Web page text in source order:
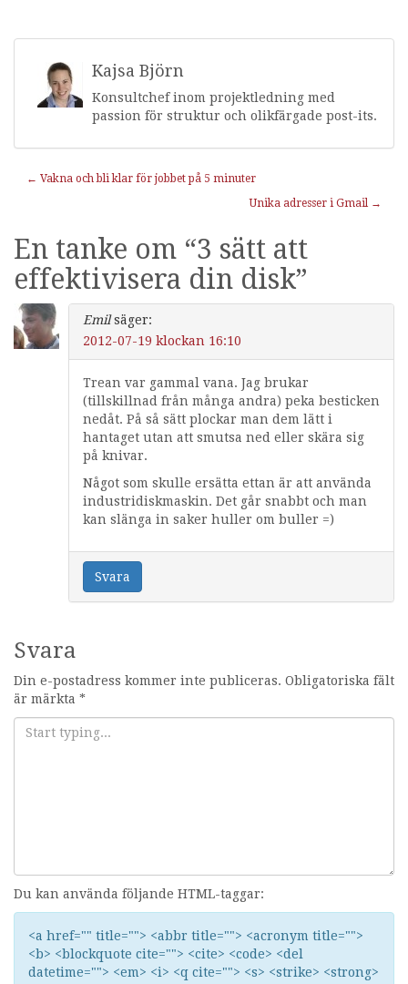
Kajsa Björn
Konsultchef inom projektledning med
passion för struktur och olikfärgade post-its.
Inläggnavigering
← Vakna och bli klar för jobbet på 5 minuter
Unika adresser i Gmail →
En tanke om “3 sätt att
effektivisera din disk”
Emil säger:
2012-07-19 klockan 16:10
Trean var gammal vana. Jag brukar
(tillskillnad från många andra) peka besticken
nedåt. På så sätt plockar man dem lätt i
hantaget utan att smutsa ned eller skära sig
på knivar.
Något som skulle ersätta ettan är att använda
industridiskmaskin. Det går snabbt och man
kan slänga in saker huller om buller =)
Svara
Svara
Din e-postadress kommer inte publiceras. Obligatoriska fält
är märkta *
Du kan använda följande HTML-taggar:
<a href="" title=""> <abbr title=""> <acronym title="">
<b> <blockquote cite=""> <cite> <code> <del
datetime=""> <em> <i> <q cite=""> <s> <strike> <strong>